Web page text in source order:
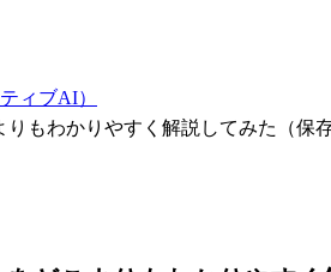
ィブAI）
りもわかりやすく解説してみた（保存